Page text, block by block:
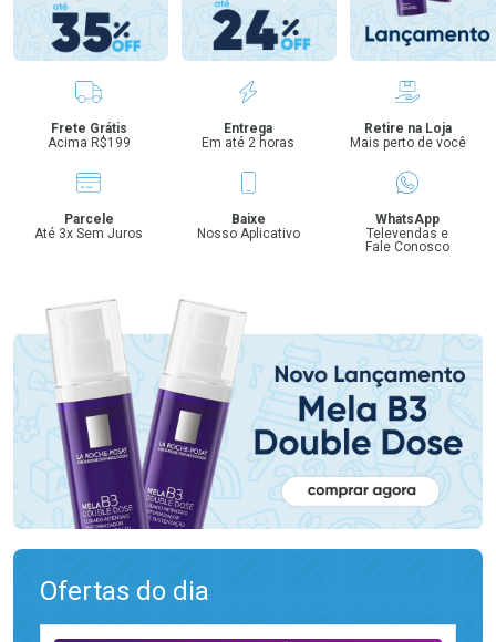
Benefícios
Frete Grátis
Acima R$199
Entrega
Em até 2 horas
Retire na Loja
Mais perto de você
Parcele
Até 3x Sem Juros
Baixe
Nosso Aplicativo
WhatsApp
Televendas e
Fale Conosco
Ofertas do dia